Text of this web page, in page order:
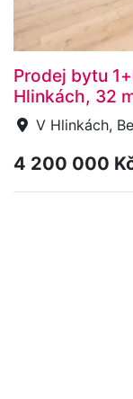
Prodej bytu
Hlinkách, 32
V Hlinkách,
4 200 000